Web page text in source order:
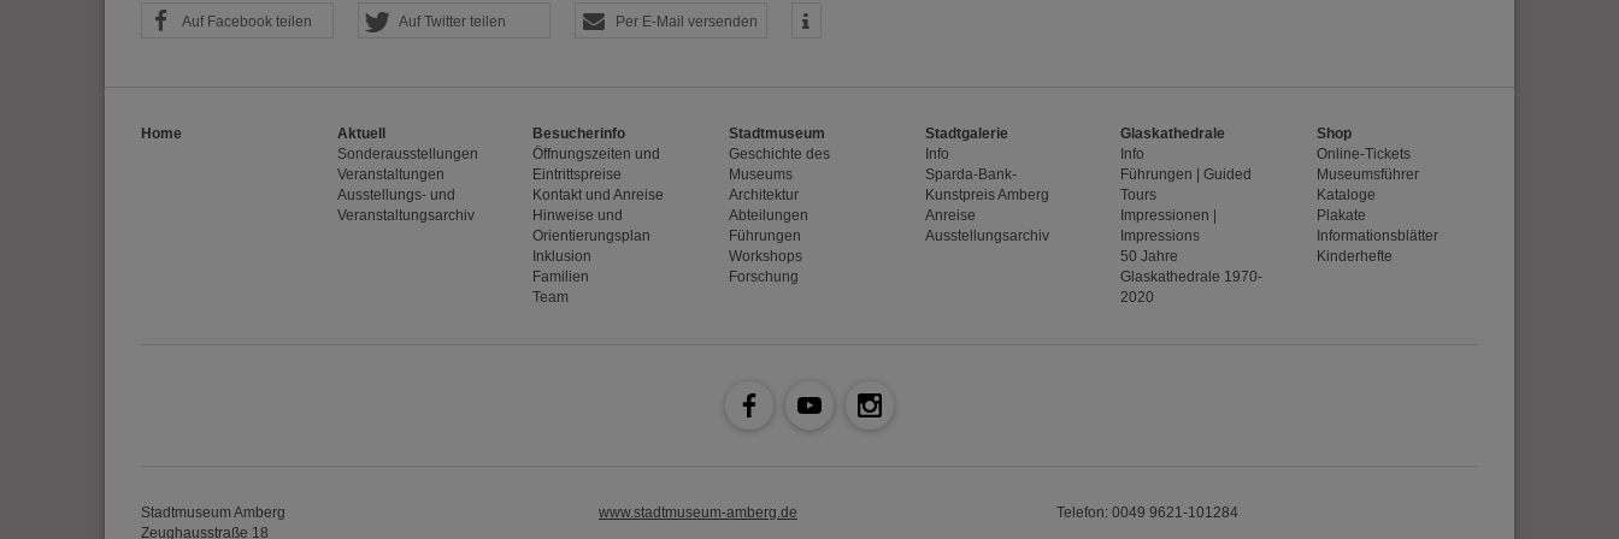
Auf Facebook teilen Auf Twitter teilen Per E-Mail versenden
Home
Aktuell
Sonderausstellungen
Veranstaltungen
Ausstellungs- und
Veranstaltungsarchiv
Besucherinfo
Öffnungszeiten und
Eintrittspreise
Kontakt und Anreise
Hinweise und
Orientierungsplan
Inklusion
Familien
Team
Stadtmuseum
Geschichte des
Museums
Architektur
Abteilungen
Führungen
Workshops
Forschung
Stadtgalerie
Info
Sparda-Bank-
Kunstpreis Amberg
Anreise
Ausstellungsarchiv
Glaskathedrale
Info
Führungen | Guided
Tours
Impressionen |
Impressions
50 Jahre
Glaskathedrale 1970-
2020
Shop
Online-Tickets
Museumsführer
Kataloge
Plakate
Informationsblätter
Kinderhefte
Stadtmuseum Amberg
Zeughausstraße 18
www.stadtmuseum-amberg.de
Telefon: 0049 9621-101284